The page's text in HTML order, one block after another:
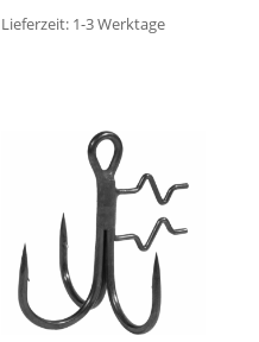
Lieferzeit: 1-3 Werktage